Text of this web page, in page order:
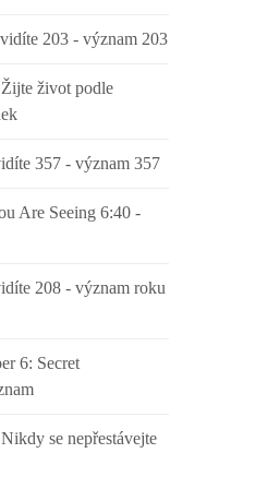
203 - význam 203
život podle
357 - význam 357
Are Seeing 6:40 -
208 - význam roku
6: Secret
se nepřestávejte